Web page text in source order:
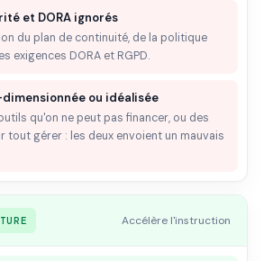
et DORA ignorés
du plan de continuité, de la politique
exigences DORA et RGPD.
ou idéalisée
qu'on ne peut pas financer, ou des
tout gérer : les deux envoient un mauvais
Accélère l'instruction